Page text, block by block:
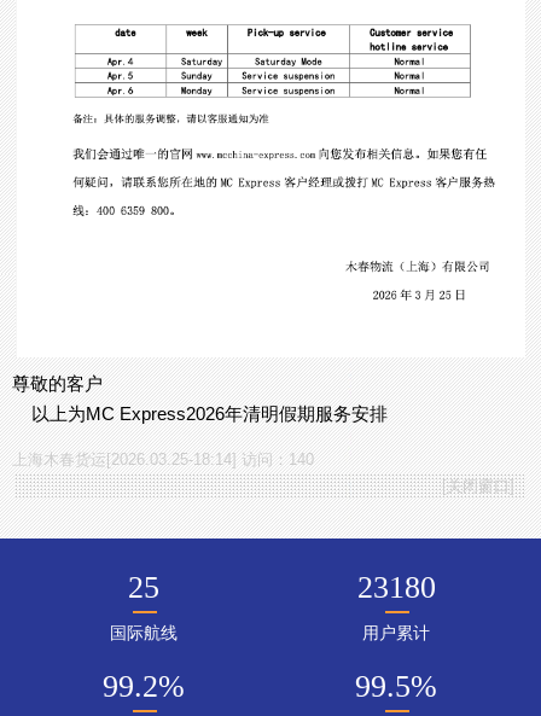
尊敬的客户
以上为MC Express2026年清明假期服务安排
上海木春货运[2026.03.25-18:14] 访问：140
[关闭窗口]
25
国际航线
23180
用户累计
99.2% 99.5%